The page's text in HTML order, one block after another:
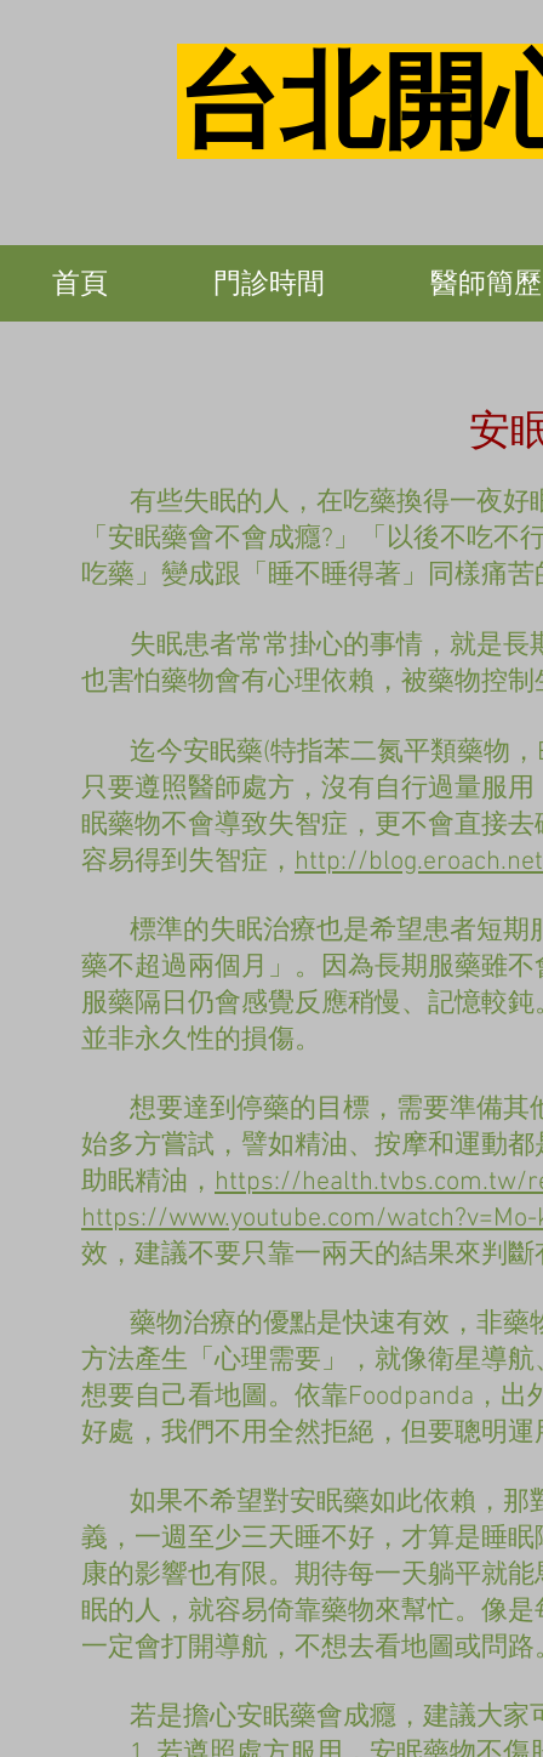
台北開
首頁 門診時間 醫師簡歷
安
有些失眠的人，在吃藥換得一夜好
「安眠藥會不會成癮?」「以後不吃
吃藥」變成跟「睡不睡得著」同樣痛苦
失眠患者常常掛心的事情，就是長
也害怕藥物會有心理依賴，被藥物控
迄今安眠藥(特指苯二氮平類藥物，
只要遵照醫師處方，沒有自行過量服
眠藥物不會導致失智症，更不會直接
容易得到失智症， http://
標準的失眠治療也是希望患者短期
藥不超過兩個月」。因為長期服藥雖
服藥隔日仍會感覺反應稍慢、記憶較
並非永久性的損傷。
想要達到停藥的目標，需要準備其
始多方嘗試，譬如精油、按摩和運動
助眠精油， https://health.tvbs.com.tw/
https://www.youtube.com/watch?v=Mo-
效，建議不要只靠一兩天的結果來判
藥物治療的優點是快速有效，非藥
方法產生「心理需要」，就像衛星導
想要自己看地圖。依靠Foodpanda，
好處，我們不用全然拒絕，但要聰明運
如果不希望對安眠藥如此依賴，那
義，一週至少三天睡不好，才算是睡
康的影響也有限。期待每一天躺平就
眠的人，就容易倚靠藥物來幫忙。像
一定會打開導航，不想去看地圖或問
若是擔心安眠藥會成癮，建議大家